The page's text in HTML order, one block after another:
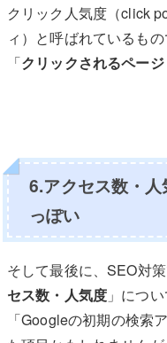
クリック人気度（click
ィ）と呼ばれているもの
「クリックされるペー
6.アクセス数・
っぽい
そして最後に、SEO対
セス数・人気度 」につい
「Googleの初期の検索